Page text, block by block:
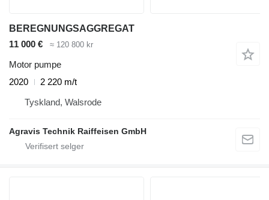
BEREGNUNGSAGGREGAT
11 000 €
≈ 120 800 kr
Motor pumpe
2020
2 220 m/t
Tyskland, Walsrode
Agravis Technik Raiffeisen GmbH